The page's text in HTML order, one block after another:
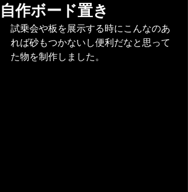
自作ボード置き
試乗会や板を展示する時にこんなのあ
れば砂もつかないし便利だなと思って
た物を制作しました。